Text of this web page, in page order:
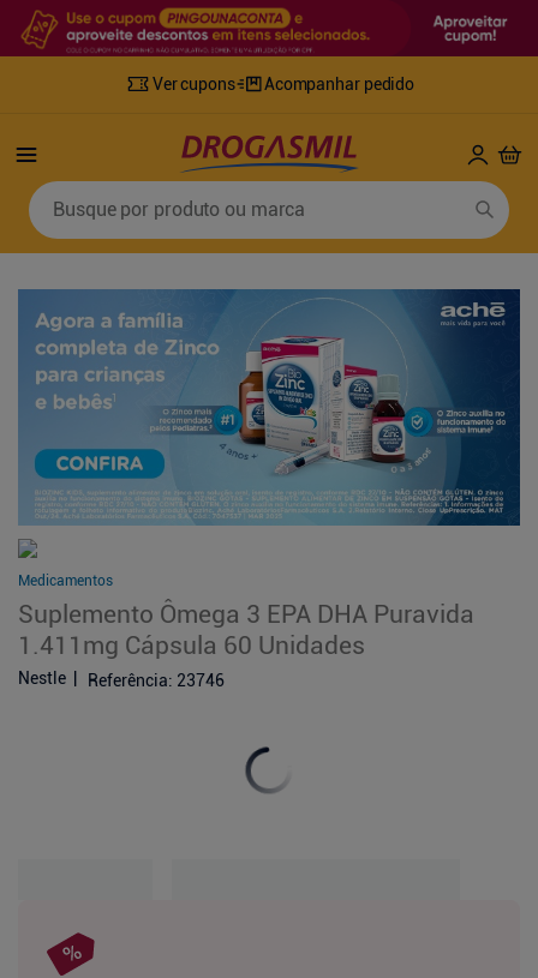
Ver cupons Acompanhar pedido
Busque por produto ou marca
Medicamentos
Suplemento Ômega 3 EPA DHA Puravida
1.411mg Cápsula 60 Unidades
Nestle Referência: 23746
Termos mais buscados
retinol
4º
fralda geriatrica
5º desodorante
8º
9º
fralda xg
10º shampoo